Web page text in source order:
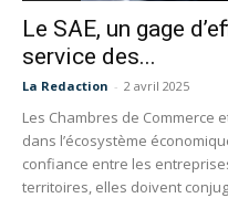
Le SAE, un gage
service des...
La Redaction - 2 avril 2025
Les Chambres de Commerce
dans l’écosystème
confiance entre les
territoires, elles doivent